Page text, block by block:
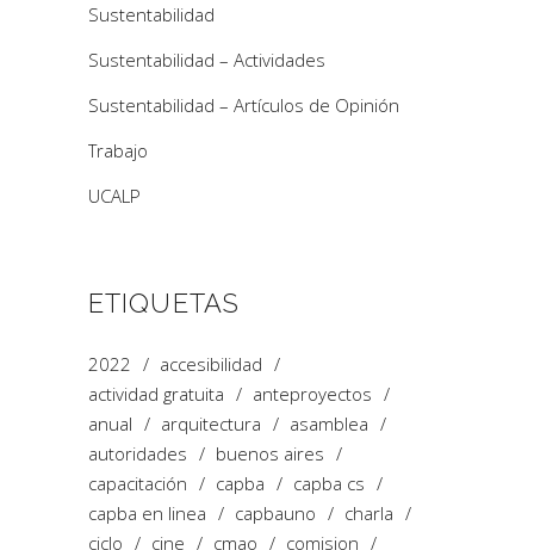
Sustentabilidad
Sustentabilidad – Actividades
Sustentabilidad – Artículos de Opinión
Trabajo
UCALP
ETIQUETAS
2022
accesibilidad
actividad gratuita
anteproyectos
anual
arquitectura
asamblea
autoridades
buenos aires
capacitación
capba
capba cs
capba en linea
capbauno
charla
ciclo
cine cmao
comision